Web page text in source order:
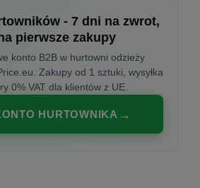
- 7 dni na zwrot,
pierwsze zakupy
konto B2B w hurtowni odzieży
Zakupy od 1 sztuki, wysyłka
0% VAT dla klientów z UE.
HURTOWNIKA